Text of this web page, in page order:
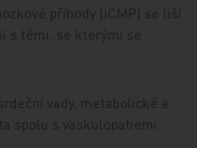
příhody (iCMP) se liší
s těmi, se kterými se
vady, metabolické a
spolu s vaskulopatiemi